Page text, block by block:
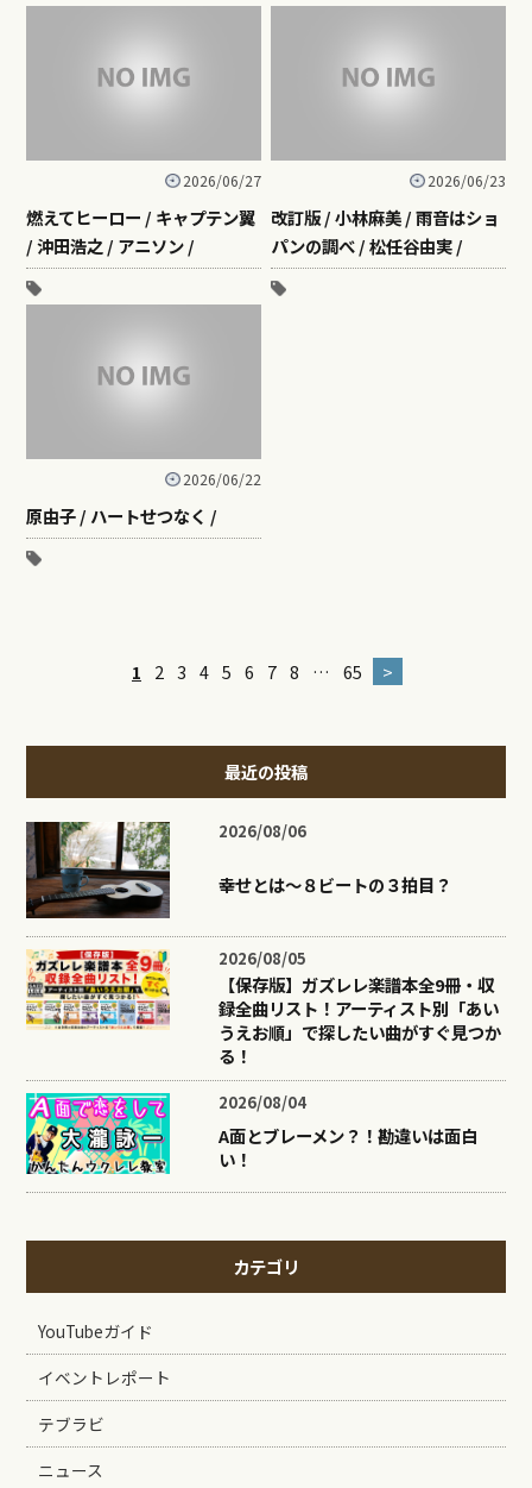
2026/06/27
燃えてヒーロー / キャプテン翼
/ 沖田浩之 / アニソン /
2026/06/23
改訂版 / 小林麻美 / 雨音はショ
パンの調べ / 松任谷由実 /
2026/06/22
原由子 / ハートせつなく /
1 2 3 4 5 6 7 8 … 65 >
最近の投稿
2026/08/06
幸せとは〜８ビートの３拍目？
2026/08/05
【保存版】ガズレレ楽譜本全9冊・収
録全曲リスト！アーティスト別「あい
うえお順」で探したい曲がすぐ見つか
る！
2026/08/04
A面とブレーメン？！勘違いは面白
い！
カテゴリ
YouTubeガイド
イベントレポート
テブラビ
ニュース